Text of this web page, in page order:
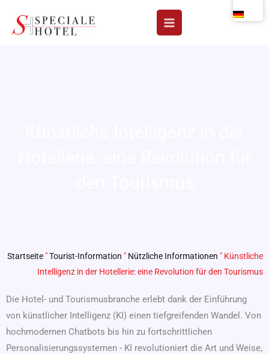
Inhalt
Startseite "Tourist-Information " Nützliche Informationen " Künstliche
Intelligenz in der Hotellerie: eine Revolution für den Tourismus
Die Hotel- und Tourismusbranche erlebt dank der Einführung
von künstlicher Intelligenz (KI) einen tiefgreifenden Wandel. Von
hochmodernen Chatbots bis hin zu fortschrittlichen
Personalisierungssystemen - KI revolutioniert die Art und Weise,